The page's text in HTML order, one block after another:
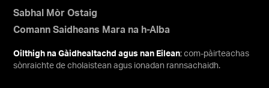
Sabhal Mòr Ostaig
Comann Saidheans Mara na h-Alba
Oilthigh na Gàidhealtachd agus nan Eilean; com-pàirteachas
sònraichte de cholaistean agus ionadan rannsachaidh.